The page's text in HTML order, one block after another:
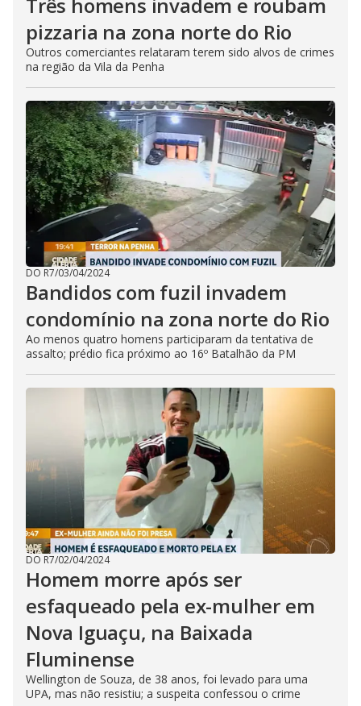
pizzaria na zona norte do Rio
Outros comerciantes relataram terem sido alvos de crimes
na região da Vila da Penha
DO R7/03/04/2024
Bandidos com fuzil invadem
condomínio na zona norte do Rio
Ao menos quatro homens participaram da tentativa de
assalto; prédio fica próximo ao 16º Batalhão da PM
DO R7/02/04/2024
Homem morre após ser
esfaqueado pela ex-mulher em
Nova Iguaçu, na Baixada
Fluminense
Wellington de Souza, de 38 anos, foi levado para uma
UPA, mas não resistiu; a suspeita confessou o crime